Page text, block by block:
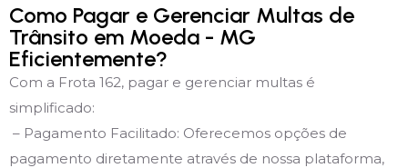
Como Pagar e Gerenciar Multas de
Trânsito em Moeda - MG
Eficientemente?
Com a Frota 162, pagar e gerenciar multas é
simplificado:
– Pagamento Facilitado: Oferecemos opções de
pagamento diretamente através de nossa plataforma,